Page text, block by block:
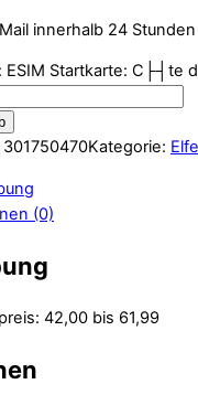
innerhalb 24 Stunden
ESIM Startkarte: C├┤te
301750470Kategorie:
(0)
42,00 bis 61,99